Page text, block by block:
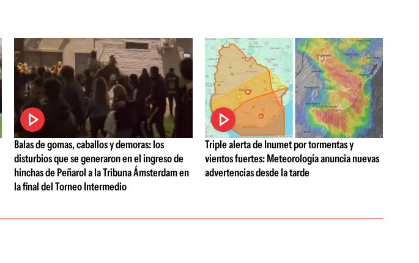
Balas de gomas, caballos y demoras: los
disturbios que se generaron en el ingreso de
hinchas de Peñarol a la Tribuna Ámsterdam en
la final del Torneo Intermedio
Triple alerta de Inumet por tormentas y
vientos fuertes: Meteorología anuncia nuevas
advertencias desde la tarde